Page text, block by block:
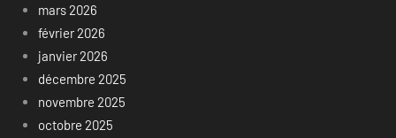
mars 2026
février 2026
janvier 2026
décembre 2025
novembre 2025
octobre 2025